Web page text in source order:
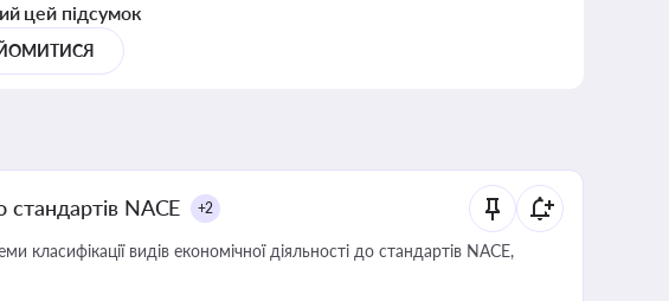
цей підсумок
NACE +2
класифікації видів економічної діяльності до стандартів NACE,